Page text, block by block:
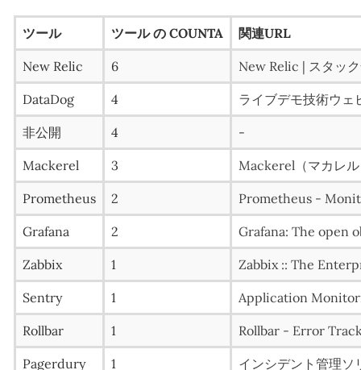
ツール ツール の COUNTA 関連URL
New Relic 6 New Relic | スタッ
DataDog 4 ライブデモ技術ウェ
非公開 4 -
Mackerel 3 Mackerel（マカレ
Prometheus 2 Prometheus -
Grafana 2 Grafana: The open
Zabbix 1 Zabbix :: The
Sentry 1 Application
Rollbar 1 Rollbar - Error
Pagerdury 1 インシデント管理ソ